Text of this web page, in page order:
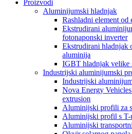
Proizvodi
Aluminijumski hladnjak
Rashladni element
Ekstrudirani
fotonaponski inverter
Ekstrudirani hladnjak
aluminija
IGBT hladnjak velike
Industrijski aluminijumski
Industrijski
Nova Energy
extrusion
Aluminijski profili za
Aluminijski profil s T-
Aluminijski